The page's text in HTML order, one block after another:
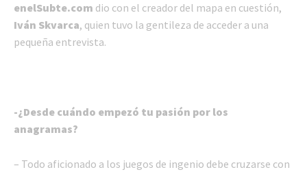
enelSubte.com dio con el creador del mapa en cuestión,
Iván Skvarca, quien tuvo la gentileza de acceder a una
pequeña entrevista.
-¿Desde cuándo empezó tu pasión por los
anagramas?
– Todo aficionado a los juegos de ingenio debe cruzarse con